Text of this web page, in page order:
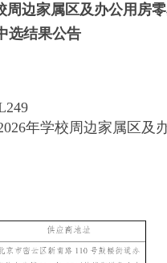
边家属区及办公用房
选结果公告
年学校周边家属区及